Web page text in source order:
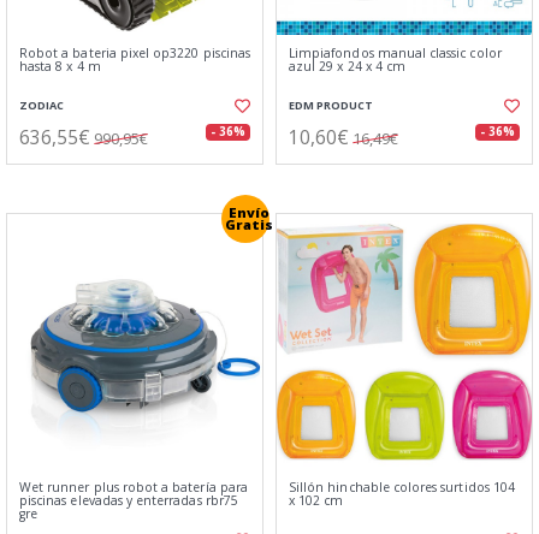
Robot a bateria pixel op3220 piscinas
hasta 8 x 4 m
ZODIAC
636,55€ 990,95€ - 36%
Limpiafondos manual classic color
azul 29 x 24 x 4 cm
EDM PRODUCT
10,60€ 16,49€ - 36%
Envío
Gratis
Wet runner plus robot a batería para
piscinas elevadas y enterradas rbr75
gre
Sillón hinchable colores surtidos 104
x 102 cm